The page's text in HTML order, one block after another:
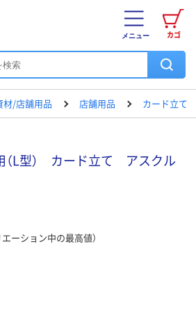
カゴ
メニュー
材/店舗用品 店舗用品 カード立て
L型） カード立て アスクル
エーション中の最高値）